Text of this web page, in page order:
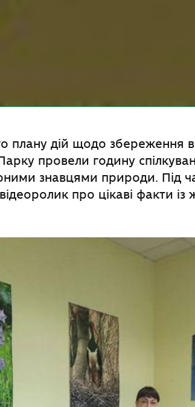
плану дій щодо збереження
провели годину
знавцями природи. Під
про цікаві факти із